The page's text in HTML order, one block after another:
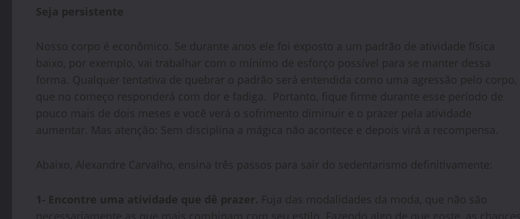
Seja persistente
Nosso corpo é econômico. Se durante anos ele foi exposto a um padrão de atividade física
baixo, por exemplo, vai trabalhar com o mínimo de esforço possível para se manter dessa
forma. Qualquer tentativa de quebrar o padrão será entendida como uma agressão pelo corpo,
que no começo responderá com dor e fadiga. Portanto, fique firme durante esse período de
pouco mais de dois meses e você verá o sofrimento diminuir e o prazer pela atividade
aumentar. Mas atenção: Sem disciplina a mágica não acontece e depois virá a recompensa.
Abaixo, Alexandre Carvalho, ensina três passos para sair do sedentarismo definitivamente:
1- Encontre uma atividade que dê prazer. Fuja das modalidades da moda, que não são